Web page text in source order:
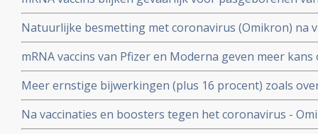
moeders. Minder bloedplasmacellen tast immuniteit
blijkt niet bruikbaar voor stamceltransplantaties.
Natuurlijke besmetting met coronavirus (Omikron) na
bescherming, al zijn er twijfels over bescherming door
varianten van Omikron.
mRNA vaccins van Pfizer en Moderna geven meer
dat ze een ziekenhuisopname voorkomen. Blijkt uit
studiegegevens
Meer ernstige bijwerkingen (plus 16 procent) zoals
invaliditeit deden zich voor tijdens de studies van de
Pfizer in vergelijking met de placebogroep
Na vaccinaties en boosters tegen het coronavirus -
overige oorzaken blijkt uit grafieken bijgehouden en